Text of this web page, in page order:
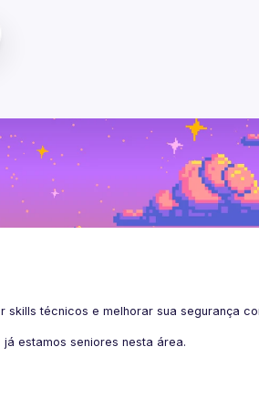
skills técnicos e melhorar sua segurança
estamos seniores nesta área.